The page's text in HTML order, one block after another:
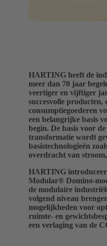
HARTING heeft de
meer dan 70 jaar
veertiger en vijftiger
succesvolle producten,
consumptiegoederen
een belangrijke basis
begin. De basis voor
transformatie wordt
basistechnologieën
overdracht van stroom,
HARTING
Modular® Domino-
de modulaire
volgend niveau
mogelijkheden voor
ruimte- en
een verlaging van de